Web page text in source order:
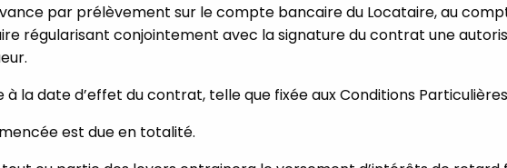
par prélèvement sur le compte bancaire du Locataire, au
régularisant conjointement avec la signature du contrat une
la date d’effet du contrat, telle que fixée aux Conditions
est due en totalité.